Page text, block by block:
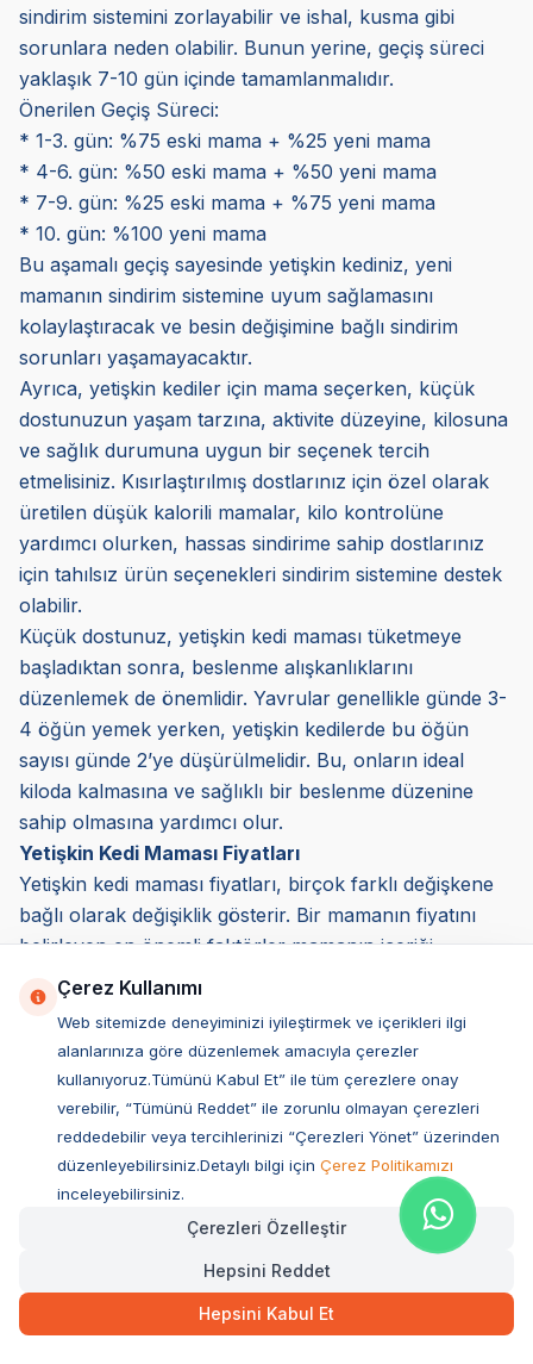
sindirim sistemini zorlayabilir ve ishal, kusma gibi
sorunlara neden olabilir. Bunun yerine, geçiş süreci
yaklaşık 7-10 gün içinde tamamlanmalıdır.
Önerilen Geçiş Süreci:
* 1-3. gün: %75 eski mama + %25 yeni mama
* 4-6. gün: %50 eski mama + %50 yeni mama
* 7-9. gün: %25 eski mama + %75 yeni mama
* 10. gün: %100 yeni mama
Bu aşamalı geçiş sayesinde yetişkin kediniz, yeni
mamanın sindirim sistemine uyum sağlamasını
kolaylaştıracak ve besin değişimine bağlı sindirim
sorunları yaşamayacaktır.
Ayrıca, yetişkin kediler için mama seçerken, küçük
dostunuzun yaşam tarzına, aktivite düzeyine, kilosuna
ve sağlık durumuna uygun bir seçenek tercih
etmelisiniz. Kısırlaştırılmış dostlarınız için özel olarak
üretilen düşük kalorili mamalar, kilo kontrolüne
yardımcı olurken, hassas sindirime sahip dostlarınız
için tahılsız ürün seçenekleri sindirim sistemine destek
olabilir.
Küçük dostunuz, yetişkin kedi maması tüketmeye
başladıktan sonra, beslenme alışkanlıklarını
düzenlemek de önemlidir. Yavrular genellikle günde 3-
4 öğün yemek yerken, yetişkin kedilerde bu öğün
sayısı günde 2’ye düşürülmelidir. Bu, onların ideal
kiloda kalmasına ve sağlıklı bir beslenme düzenine
sahip olmasına yardımcı olur.
Yetişkin Kedi Maması Fiyatları
Yetişkin kedi maması fiyatları, birçok farklı değişkene
bağlı olarak değişiklik gösterir. Bir mamanın fiyatını
belirleyen en önemli faktörler mamanın içeriği,
kullanılan protein kaynağı, markanın bilinirliği, üretim
maliyetleri ve ambalaj boyutudur. Bazı mamalar daha
uygun fiyatlı olurken, premium segmentte yer alan
markalar daha yüksek bir fiyat etiketiyle
sunulmaktadır. Ancak, yüksek fiyat her zaman en iyi
besin değerini sunmaz. Bu nedenle, fiyat odaklı kedi
maması karşılaştırması yaparken mamanın içeriğini,
protein ve yağ oranını, katkı maddesi olup olmadığını
ve tahıl içeriğini dikkatlice incelemek gerekir.
Yetişkin Kedi Maması Fiyatlarını Etkileyen Faktörler
Protein Kaynağı ve Kalitesi
Yetişkin kedi mamalarının içeriğinde gerçek et,
Çerez Kullanımı
Web sitemizde deneyiminizi iyileştirmek ve içerikleri ilgi
alanlarınıza göre düzenlemek amacıyla çerezler
kullanıyoruz.Tümünü Kabul Et” ile tüm çerezlere onay
verebilir, “Tümünü Reddet” ile zorunlu olmayan çerezleri
reddedebilir veya tercihlerinizi “Çerezleri Yönet” üzerinden
düzenleyebilirsiniz.Detaylı bilgi için Çerez Politikamızı
inceleyebilirsiniz.
Çerezleri Özelleştir
Hepsini Reddet
Hepsini Kabul Et